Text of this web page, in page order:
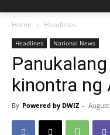
Home Headlines
Headlines National News
kinontra ng
By Powered by DWIZ -